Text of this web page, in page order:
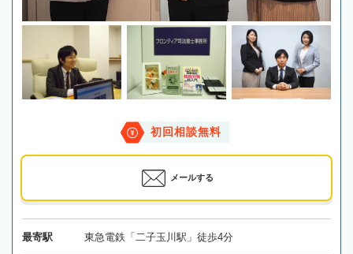
初回相談無料
メールする
最寄駅 東急電鉄「二子玉川駅」徒歩4分